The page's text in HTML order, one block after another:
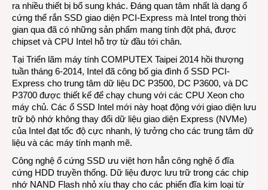
HDD
ra nhiều thiết bị bổ sung khác. Đáng quan tâm nhất là dạng ổ
cứng thể rắn SSD giao diện PCI-Express mà Intel trong thời
gian qua đã có những sản phẩm mang tính đột phá, được
chipset và CPU Intel hỗ trợ từ đầu tới chân.
Tại Triển lãm máy tính COMPUTEX Taipei 2014 hồi thượng
tuần tháng 6-2014, Intel đã công bố gia đình ổ SSD PCI-
Express cho trung tâm dữ liệu DC P3500, DC P3600, và DC
P3700 được thiết kế để chạy chung với các CPU Xeon cho
máy chủ. Các ổ SSD Intel mới này hoạt động với giao diện lưu
trữ bộ nhớ không thay đổi dữ liệu giao diện Express (NVMe)
của Intel đạt tốc độ cực nhanh, lý tưởng cho các trung tâm dữ
liệu và các máy tính mạnh mẽ.
Công nghệ ổ cứng SSD ưu việt hơn hẳn công nghệ ổ đĩa
cứng HDD truyền thống. Dữ liệu được lưu trữ trong các chip
nhớ NAND Flash nhỏ xíu thay cho các phiến đĩa kim loại từ